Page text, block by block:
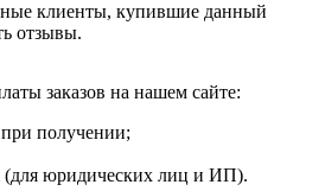
клиенты, купившие данный
отзывы.
заказов на нашем сайте:
получении;
(для юридических лиц и ИП).